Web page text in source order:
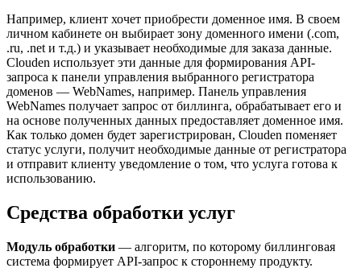
Например, клиент хочет приобрести доменное имя. В своем
личном кабинете он выбирает зону доменного имени (.com,
.ru, .net и т.д.) и указывает необходимые для заказа данные.
Clouden использует эти данные для формирования API-
запроса к панели управления выбранного регистратора
доменов — WebNames, например. Панель управления
WebNames получает запрос от биллинга, обрабатывает его и
на основе полученных данных предоставляет доменное имя.
Как только домен будет зарегистрирован, Clouden поменяет
статус услуги, получит необходимые данные от регистратора
и отправит клиенту уведомление о том, что услуга готова к
использованию.
Средства обработки услуг
Модуль обработки — алгоритм, по которому биллинговая
система формирует API-запрос к стороннему продукту.